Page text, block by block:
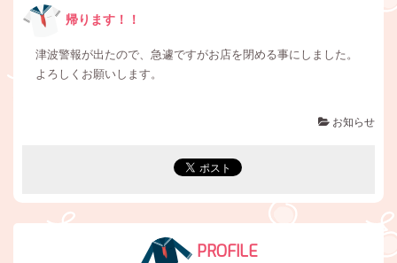
帰ります！！
津波警報が出たので、急遽ですがお店を閉める事にしました。
よろしくお願いします。
お知らせ
PROFILE